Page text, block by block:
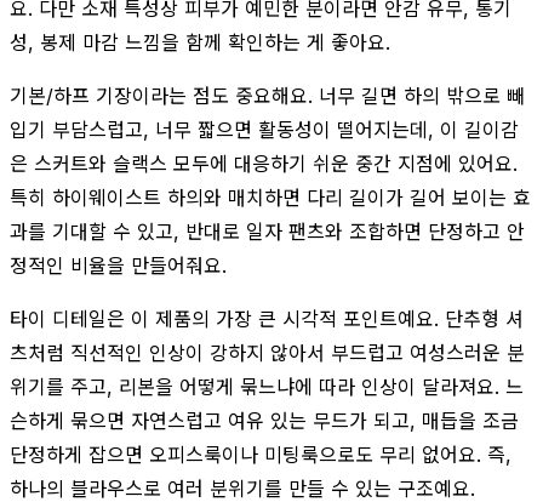
요. 다만 소재 특성상 피부가 예민한 분이라면 안감 유무, 통기
성, 봉제 마감 느낌을 함께 확인하는 게 좋아요.
기본/하프 기장이라는 점도 중요해요. 너무 길면 하의 밖으로 빼
입기 부담스럽고, 너무 짧으면 활동성이 떨어지는데, 이 길이감
은 스커트와 슬랙스 모두에 대응하기 쉬운 중간 지점에 있어요.
특히 하이웨이스트 하의와 매치하면 다리 길이가 길어 보이는 효
과를 기대할 수 있고, 반대로 일자 팬츠와 조합하면 단정하고 안
정적인 비율을 만들어줘요.
타이 디테일은 이 제품의 가장 큰 시각적 포인트예요. 단추형 셔
츠처럼 직선적인 인상이 강하지 않아서 부드럽고 여성스러운 분
위기를 주고, 리본을 어떻게 묶느냐에 따라 인상이 달라져요. 느
슨하게 묶으면 자연스럽고 여유 있는 무드가 되고, 매듭을 조금
단정하게 잡으면 오피스룩이나 미팅룩으로도 무리 없어요. 즉,
하나의 블라우스로 여러 분위기를 만들 수 있는 구조예요.